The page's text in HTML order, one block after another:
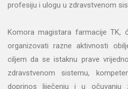
profesiju i ulogu u zdravstvenom
Komora magistara farmacije TK,
organizovati razne aktivnosti
ciljem da se istaknu prave
zdravstvenom sistemu,
doprinos liječenju i u očuvanju